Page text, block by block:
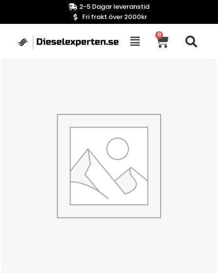
2-5 Dagar leveranstid
Fri frakt över 2000kr
0